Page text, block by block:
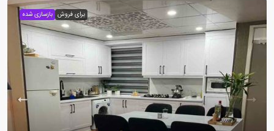
برای فروش بازسازی شده